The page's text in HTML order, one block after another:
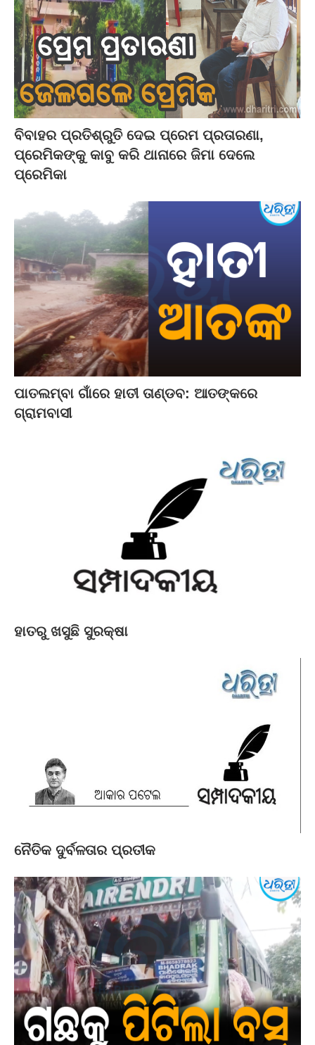
ବିବାହର ପ୍ରତିଶ୍ରୁତି ଦେଇ ପ୍ରେମ ପ୍ରତାରଣା,
ପ୍ରେମିକଙ୍କୁ କାବୁ କରି ଥାନାରେ ଜିମା ଦେଲେ
ପ୍ରେମିକା
ପାତଲମ୍ବା ଗାଁରେ ହାତୀ ତାଣ୍ଡବ: ଆତଙ୍କରେ
ଗ୍ରାମବାସୀ
ହାତରୁ ଖସୁଛି ସୁରକ୍ଷା
ନୈତିକ ଦୁର୍ବଳତାର ପ୍ରତୀକ